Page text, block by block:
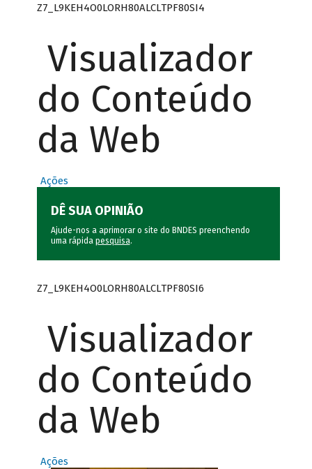
Z7_L9KEH4O0LORH80ALCLTPF80SI4
Visualizador
do Conteúdo
da Web
Ações
DÊ SUA OPINIÃO
Ajude-nos a aprimorar o site do BNDES preenchendo
uma rápida pesquisa.
Z7_L9KEH4O0LORH80ALCLTPF80SI6
Visualizador
do Conteúdo
da Web
Ações